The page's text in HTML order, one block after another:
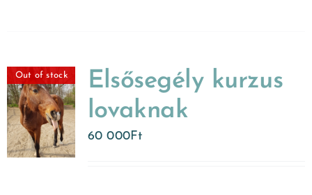
Out of stock
Elsősegély kurzus
lovaknak
60 000Ft